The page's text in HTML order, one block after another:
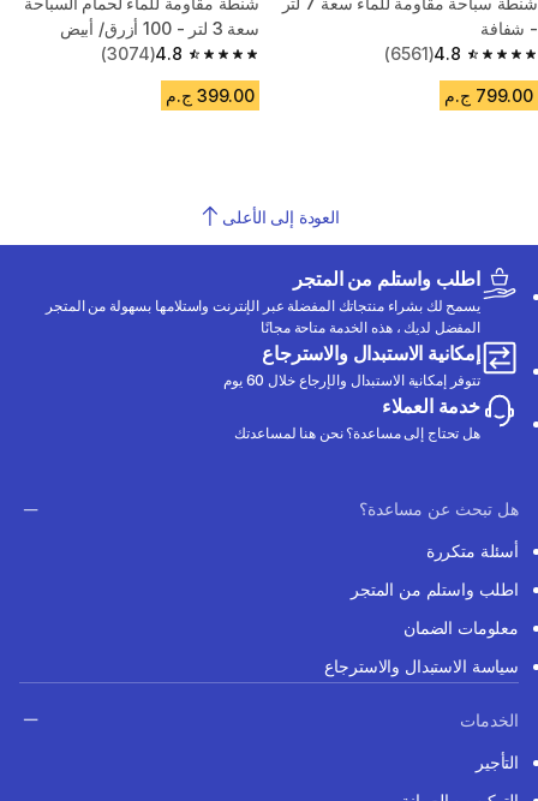
- شفافة
4.8
4.8 out of 5 stars from 6561 reviews
(6561)
799.00 ج.م
سعة 3 لتر - 100 أزرق/ أبيض
4.8
4.8 out of 5 stars from 3074 reviews
(3074)
399.00 ج.م
العودة إلى الأعلى
اطلب واستلم من المتجر
يسمح لك بشراء منتجاتك المفضلة عبر الإنترنت واستلامها بسهولة من المتجر
المفضل لديك ، هذه الخدمة متاحة مجانًا
إمكانية الاستبدال والاسترجاع
تتوفر إمكانية الاستبدال والإرجاع خلال 60 يوم
خدمة العملاء
هل تحتاج إلى مساعدة؟ نحن هنا لمساعدتك
هل تبحث عن مساعدة؟
أسئلة متكررة
اطلب واستلم من المتجر
معلومات الضمان
سياسة الاستبدال والاسترجاع
الخدمات
التأجير